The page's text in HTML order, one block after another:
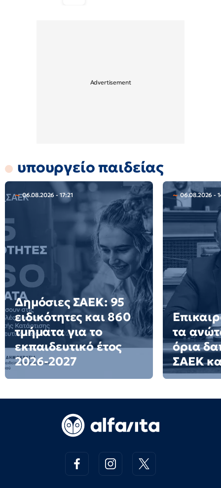
υπουργείο παιδείας
06.08.2026 - 17:21
Δημόσιες ΣΑΕΚ: 95
ειδικότητες και 860
τμήματα για το
εκπαιδευτικό έτος
2026-2027
06.08.2026 -
τα
όρια
ΣΑΕΚ